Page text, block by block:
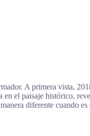
A primera vista,
el paisaje histórico,
diferente cuando